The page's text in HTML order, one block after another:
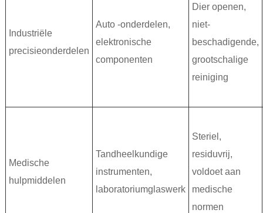
Industriële
precisieonderdelen
Auto -onderdelen,
elektronische
componenten
Dier openen,
niet-
beschadigende,
grootschalige
reiniging
Medische
hulpmiddelen
Tandheelkundige
instrumenten,
laboratoriumglaswerk
Steriel,
residuvrij,
voldoet aan
medische
normen